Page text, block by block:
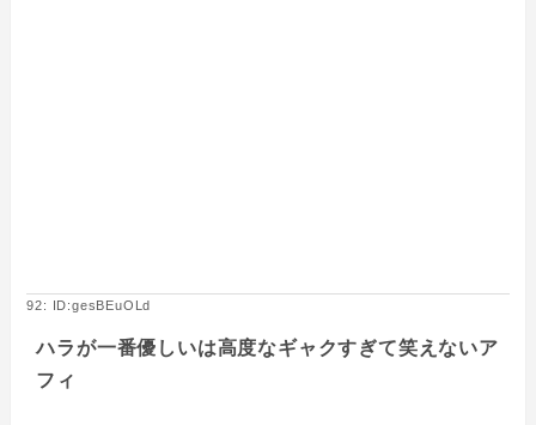
92: ID:gesBEuOLd
ハラが一番優しいは高度なギャクすぎて笑えないア
フィ